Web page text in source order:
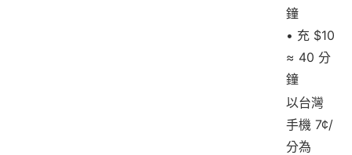
鐘
• 充 $10
≈ 40 分
鐘
以台灣
手機 7¢/
分為